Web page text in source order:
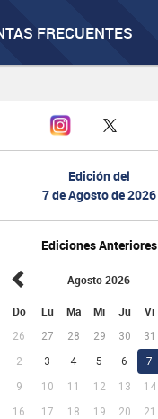
FRECUENTES
Edición del
7 de Agosto de 2026
Ediciones Anteriores
Agosto 2026
Do Lu Ma Mi Ju Vi
26 27 28 29 30 31
2
3 4 5 6 7
9
10 11 12 13 14
16
17 18 19 20 21